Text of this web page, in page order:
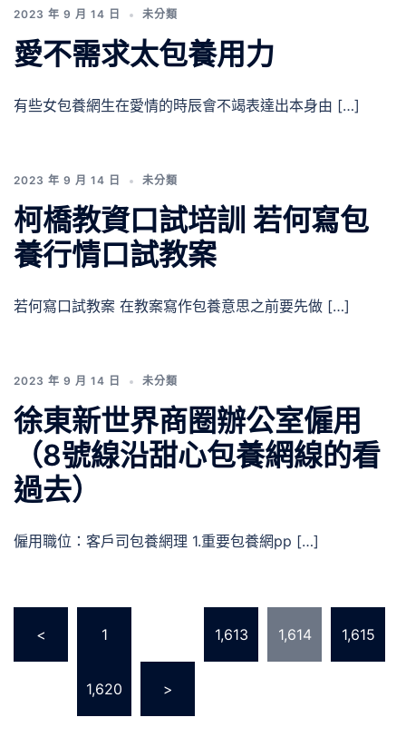
2023 年 9 月 14 日 未分類
愛不需求太包養用力
有些女包養網生在愛情的時辰會不竭表達出本身由 […]
2023 年 9 月 14 日 未分類
柯橋教資口試培訓 若何寫包
養行情口試教案
若何寫口試教案 在教案寫作包養意思之前要先做 […]
2023 年 9 月 14 日 未分類
徐東新世界商圈辦公室僱用
（8號線沿甜心包養網線的看
過去）
僱用職位：客戶司包養網理 1.重要包養網pp […]
分
< 1 1,613 1,614 1,615
1,620 >